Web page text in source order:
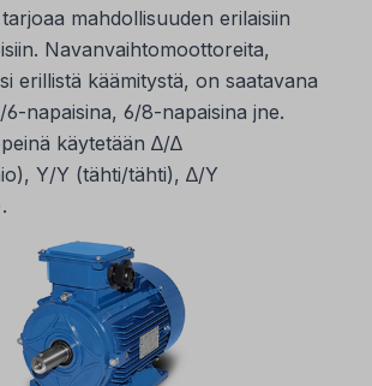
mahdollisuuden erilaisiin
Navanvaihtomoottoreita,
erillistä käämitystä, on saatavana
napaisina, 6/8-napaisina jne.
käytetään ∆/∆
Υ/Υ (tähti/tähti), ∆/Υ